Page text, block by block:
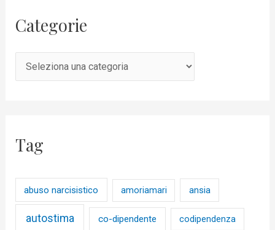
Categorie
Tag
abuso narcisistico amoriamari ansia
autostima co-dipendente codipendenza